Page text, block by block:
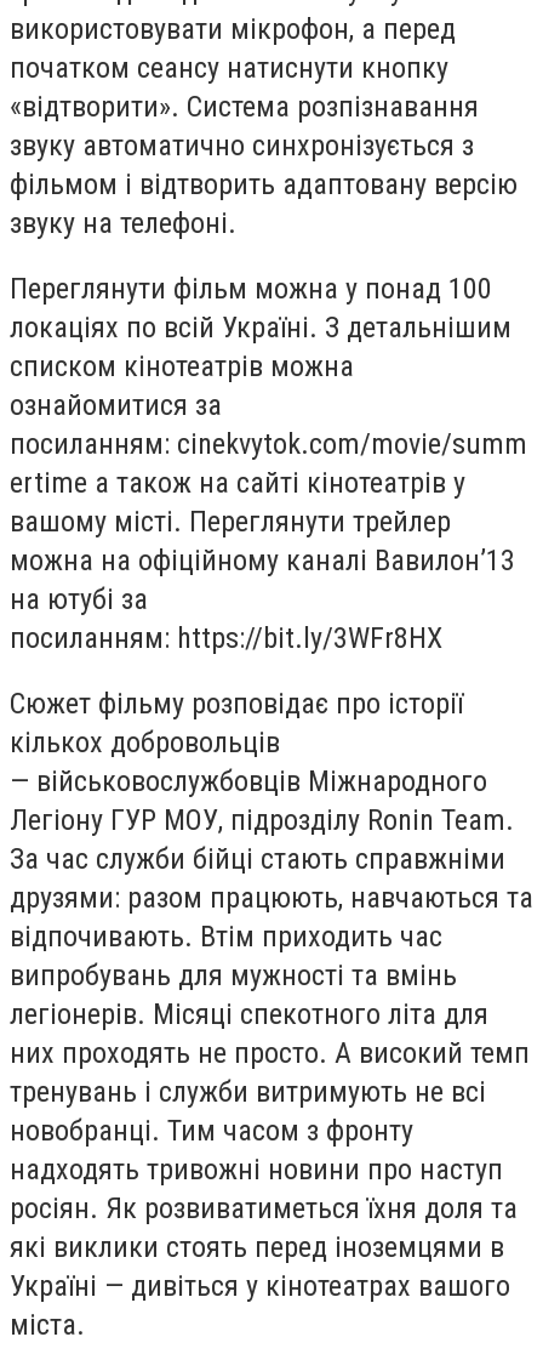
використовувати мікрофон, а перед
початком сеансу натиснути кнопку
«відтворити». Система розпізнавання
звуку автоматично синхронізується з
фільмом і відтворить адаптовану версію
звуку на телефоні.
Переглянути фільм можна у понад 100
локаціях по всій Україні. З детальнішим
списком кінотеатрів можна
ознайомитися за
посиланням: cinekvytok.com/movie/summ
ertime а також на сайті кінотеатрів у
вашому місті. Переглянути трейлер
можна на офіційному каналі Вавилонʼ13
на ютубі за
посиланням: https://bit.ly/3WFr8HX
Сюжет фільму розповідає про історії
кількох добровольців
— військовослужбовців Міжнародного
Легіону ГУР МOУ, підрозділу Ronin Team.
За час служби бійці стають справжніми
друзями: разом працюють, навчаються та
відпочивають. Втім приходить час
випробувань для мужності та вмінь
легіонерів. Місяці спекотного літа для
них проходять не просто. А високий темп
тренувань і служби витримують не всі
новобранці. Тим часом з фронту
надходять тривожні новини про наступ
росіян. Як розвиватиметься їхня доля та
які виклики стоять перед іноземцями в
Україні — дивіться у кінотеатрах вашого
міста.